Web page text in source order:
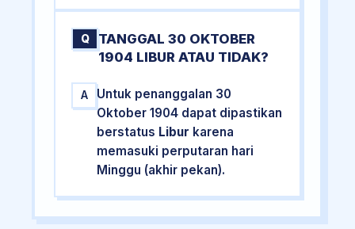
Q
TANGGAL 30 OKTOBER
1904 LIBUR ATAU TIDAK?
A
Untuk penanggalan 30
Oktober 1904 dapat dipastikan
berstatus Libur karena
memasuki perputaran hari
Minggu (akhir pekan).